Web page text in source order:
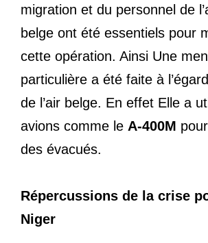
migration et du personnel de
belge ont été essentiels pour
cette opération. Ainsi Une
particulière a été faite à
de l’air belge. En effet Elle a
avions comme le A-400M
des évacués.
Répercussions de la crise
Niger